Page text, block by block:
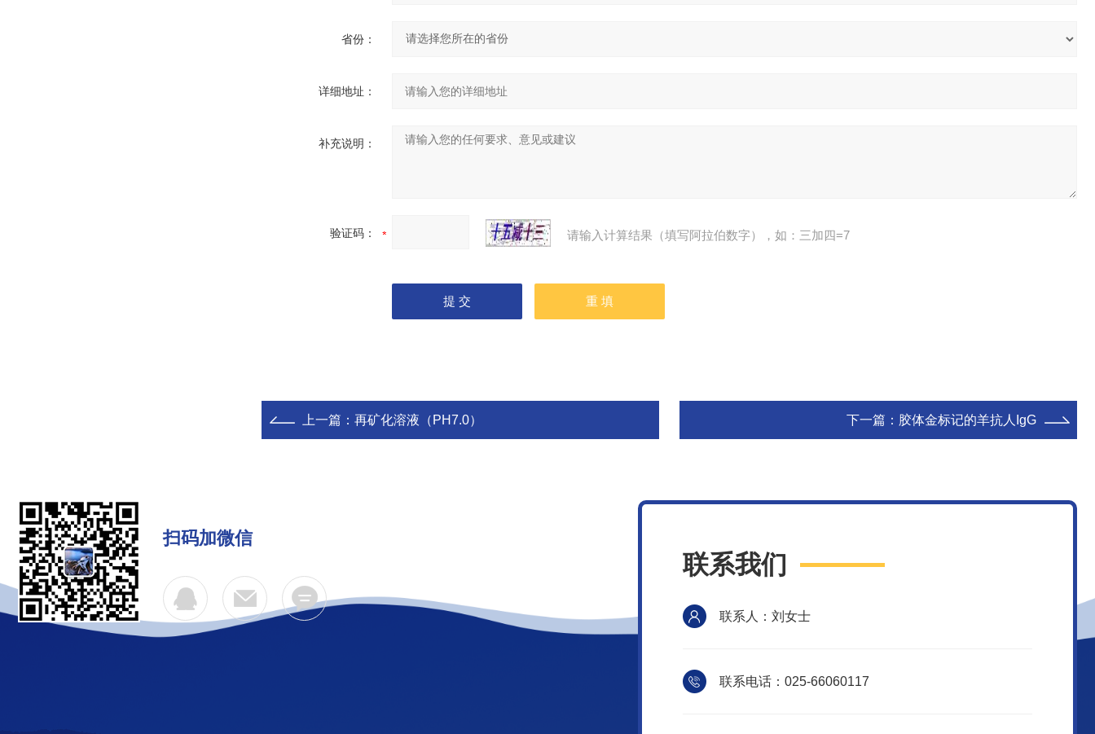
省份：
详细地址：
补充说明：
验证码： 请输入计算结果（填写阿拉伯数字），如：三加四=7
上一篇： 再矿化溶液（PH7.0） 下一篇： 胶体金标记的羊抗人IgG
扫码加微信
联系我们
联系人：刘女士
联系电话：025-66060117